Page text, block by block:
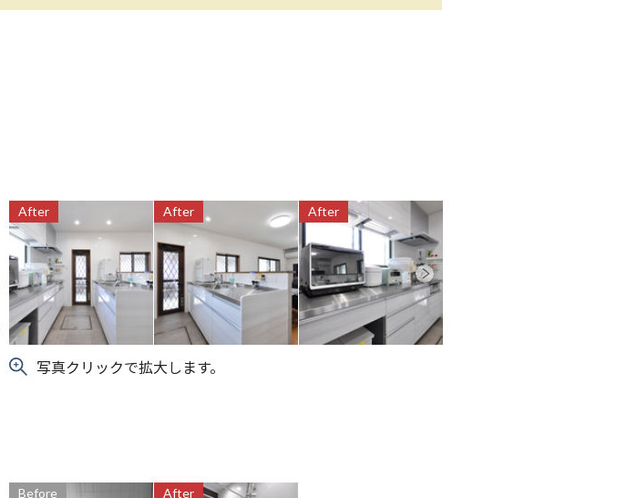
After After After
写真クリックで拡大します。
Before After